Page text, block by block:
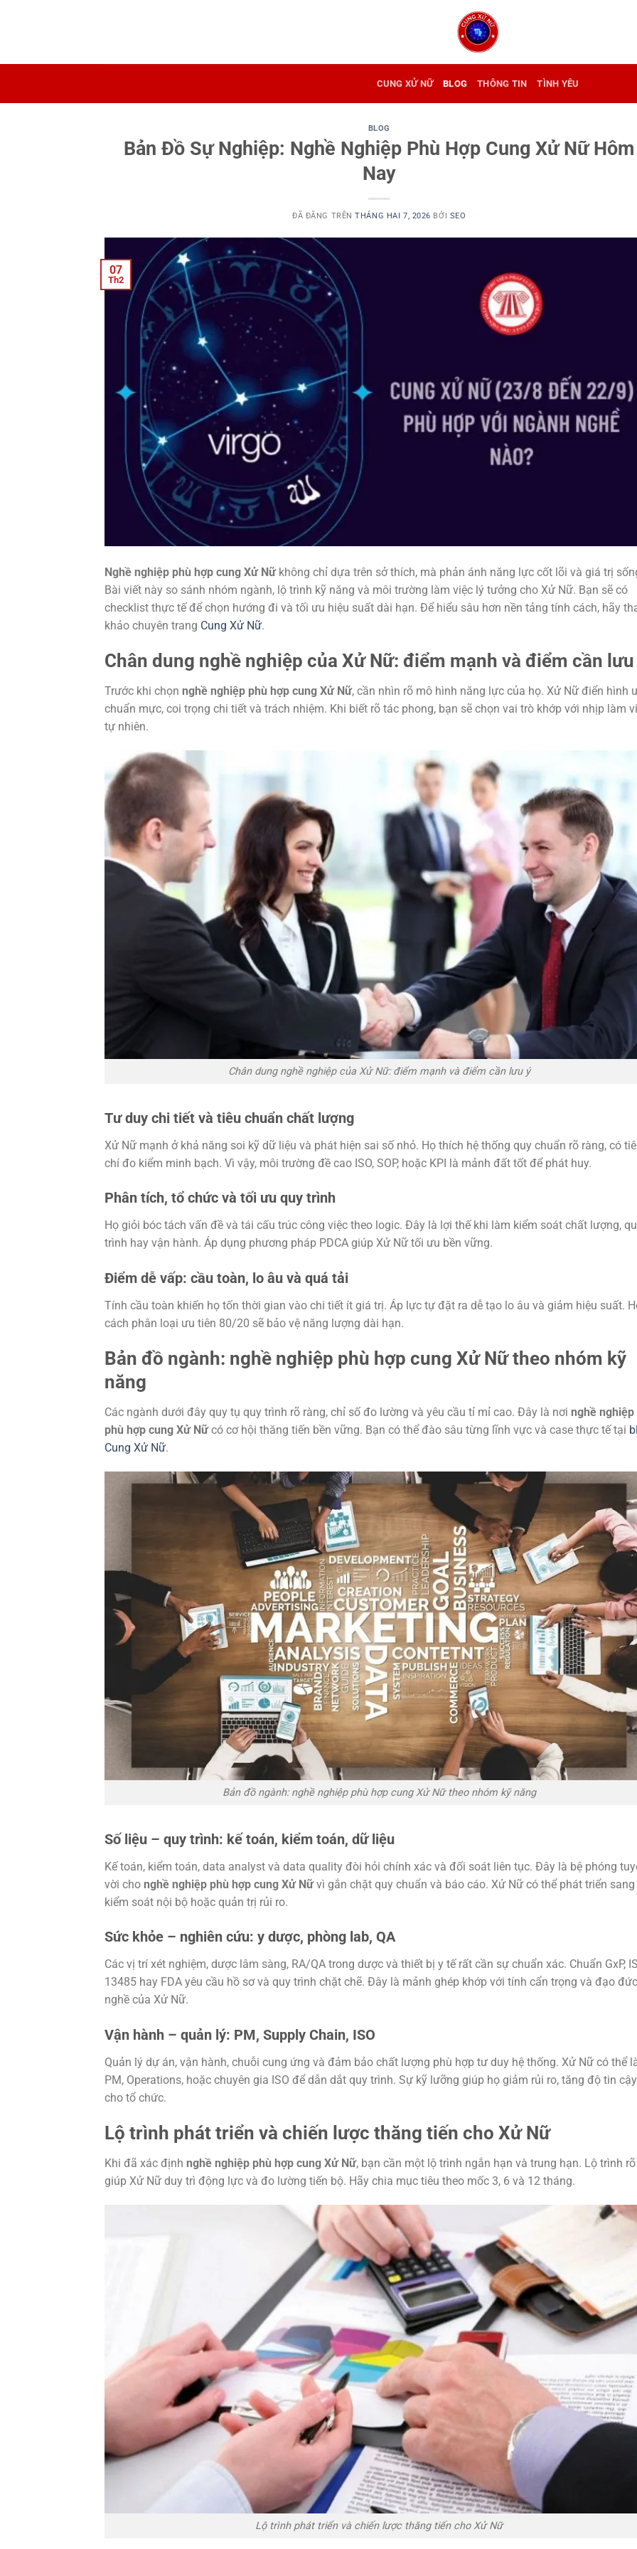
dung
CUNG XỬ NỮ BLOG THÔNG TIN TÌNH YÊU
BLOG
Bản Đồ Sự Nghiệp: Nghề Nghiệp Phù Hợp Cung Xử Nữ Hôm
Nay
ĐÃ ĐĂNG TRÊNTHÁNG HAI 7, 2026 BỞI SEO
07
Th2
Nghề nghiệp phù hợp cung Xử Nữkhông chỉ dựa trên sở thích, mà phản ánh năng lực cốt lõi và giá trị
Bài viết này so sánh nhóm ngành, lộ trình kỹ năng và môi trường làm việc lý tưởng cho Xử Nữ. Bạn sẽ có
checklist thực tế để chọn hướng đi và tối ưu hiệu suất dài hạn. Để hiểu sâu hơn nền tảng tính cách, hãy
khảo chuyên trang Cung Xử Nữ.
Chân dung nghề nghiệp của Xử Nữ: điểm mạnh và điểm cần
Trước khi chọn nghề nghiệp phù hợp cung Xử Nữ, cần nhìn rõ mô hình năng lực của họ. Xử Nữ điển hình
chuẩn mực, coi trọng chi tiết và trách nhiệm. Khi biết rõ tác phong, bạn sẽ chọn vai trò khớp với nhịp làm
tự nhiên.
Chân dung nghề nghiệp của Xử Nữ: điểm mạnh và điểm cần lưu ý
Tư duy chi tiết và tiêu chuẩn chất lượng
Xử Nữ mạnh ở khả năng soi kỹ dữ liệu và phát hiện sai số nhỏ. Họ thích hệ thống quy chuẩn rõ ràng, có
chí đo kiểm minh bạch. Vì vậy, môi trường đề cao ISO, SOP, hoặc KPI là mảnh đất tốt để phát huy.
Phân tích, tổ chức và tối ưu quy trình
Họ giỏi bóc tách vấn đề và tái cấu trúc công việc theo logic. Đây là lợi thế khi làm kiểm soát chất lượng,
trình hay vận hành. Áp dụng phương pháp PDCA giúp Xử Nữ tối ưu bền vững.
Điểm dễ vấp: cầu toàn, lo âu và quá tải
Tính cầu toàn khiến họ tốn thời gian vào chi tiết ít giá trị. Áp lực tự đặt ra dễ tạo lo âu và giảm hiệu suất.
cách phân loại ưu tiên 80/20 sẽ bảo vệ năng lượng dài hạn.
Bản đồ ngành: nghề nghiệp phù hợp cung Xử Nữ theo nhóm kỹ
năng
Các ngành dưới đây quy tụ quy trình rõ ràng, chỉ số đo lường và yêu cầu tỉ mỉ cao. Đây là nơi nghề nghiệp
phù hợp cung Xử Nữcó cơ hội thăng tiến bền vững. Bạn có thể đào sâu từng lĩnh vực và case thực tế tại
Cung Xử Nữ.
Bản đồ ngành: nghề nghiệp phù hợp cung Xử Nữ theo nhóm kỹ năng
Số liệu – quy trình: kế toán, kiểm toán, dữ liệu
Kế toán, kiểm toán, data analyst và data quality đòi hỏi chính xác và đối soát liên tục. Đây là bệ phóng
vời cho nghề nghiệp phù hợp cung Xử Nữvì gắn chặt quy chuẩn và báo cáo. Xử Nữ có thể phát triển sang
kiểm soát nội bộ hoặc quản trị rủi ro.
Sức khỏe – nghiên cứu: y dược, phòng lab, QA
Các vị trí xét nghiệm, dược lâm sàng, RA/QA trong dược và thiết bị y tế rất cần sự chuẩn xác. Chuẩn GxP,
13485 hay FDA yêu cầu hồ sơ và quy trình chặt chẽ. Đây là mảnh ghép khớp với tính cẩn trọng và đạo đức
nghề của Xử Nữ.
Vận hành – quản lý: PM, Supply Chain, ISO
Quản lý dự án, vận hành, chuỗi cung ứng và đảm bảo chất lượng phù hợp tư duy hệ thống. Xử Nữ có thể
PM, Operations, hoặc chuyên gia ISO để dẫn dắt quy trình. Sự kỹ lưỡng giúp họ giảm rủi ro, tăng độ tin cậy
cho tổ chức.
Lộ trình phát triển và chiến lược thăng tiến cho Xử Nữ
Khi đã xác định nghề nghiệp phù hợp cung Xử Nữ, bạn cần một lộ trình ngắn hạn và trung hạn. Lộ trình rõ
giúp Xử Nữ duy trì động lực và đo lường tiến bộ. Hãy chia mục tiêu theo mốc 3, 6 và 12 tháng.
Lộ trình phát triển và chiến lược thăng tiến cho Xử Nữ